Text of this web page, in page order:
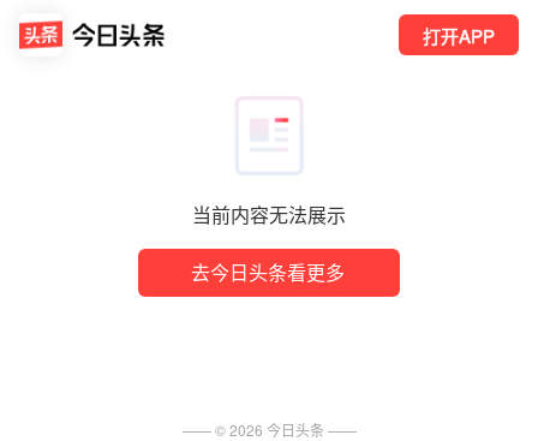
当前内容无法展示
去今日头条看更多
打开APP
—— ©2026 今日头条 ——